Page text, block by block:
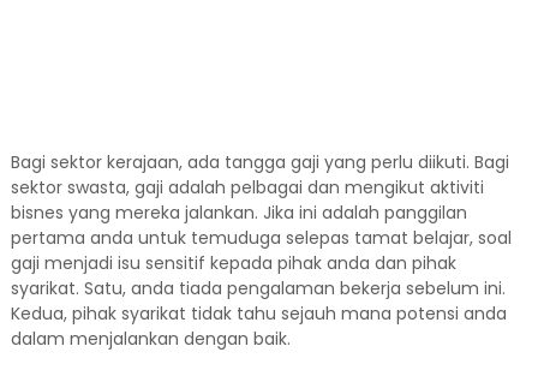
Bagi sektor kerajaan, ada tangga gaji yang perlu diikuti. Bagi
sektor swasta, gaji adalah pelbagai dan mengikut aktiviti
bisnes yang mereka jalankan. Jika ini adalah panggilan
pertama anda untuk temuduga selepas tamat belajar, soal
gaji menjadi isu sensitif kepada pihak anda dan pihak
syarikat. Satu, anda tiada pengalaman bekerja sebelum ini.
Kedua, pihak syarikat tidak tahu sejauh mana potensi anda
dalam menjalankan dengan baik.